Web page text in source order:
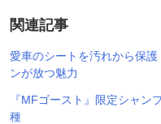
関連記事
愛車のシートを汚れから保
ンが放つ魅力
『MFゴースト』限定シャン
種